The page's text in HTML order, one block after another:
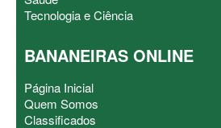
Tecnologia e Ciência
BANANEIRAS ONLINE
Página Inicial
Quem Somos
Classificados